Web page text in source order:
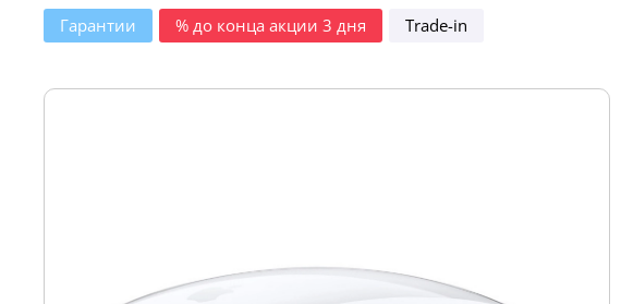
Гарантии % до конца акции 3 дня Trade-in